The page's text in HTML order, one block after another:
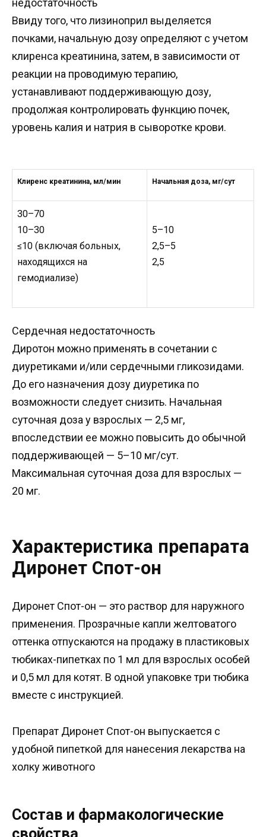
недостаточность
Ввиду того, что лизиноприл выделяется
почками, начальную дозу определяют с учетом
клиренса креатинина, затем, в зависимости от
реакции на проводимую терапию,
устанавливают поддерживающую дозу,
продолжая контролировать функцию почек,
уровень калия и натрия в сыворотке крови.
Клиренс креатинина, мл/мин Начальная доза, мг/сут
30–70
10–30
≤10 (включая больных,
находящихся на
гемодиализе)
5–10
2,5–5
2,5
Cердечная недостаточность
Диротон можно применять в сочетании с
диуретиками и/или сердечными гликозидами.
До его назначения дозу диуретика по
возможности следует снизить. Начальная
суточная доза у взрослых — 2,5 мг,
впоследствии ее можно повысить до обычной
поддерживающей — 5–10 мг/сут.
Максимальная суточная доза для взрослых —
20 мг.
Характеристика препарата
Диронет Спот-он
Диронет Спот-он — это раствор для наружного
применения. Прозрачные капли желтоватого
оттенка отпускаются на продажу в пластиковых
тюбиках-пипетках по 1 мл для взрослых особей
и 0,5 мл для котят. В одной упаковке три тюбика
вместе с инструкцией.
Препарат Диронет Спот-он выпускается с
удобной пипеткой для нанесения лекарства на
холку животного
Состав и фармакологические